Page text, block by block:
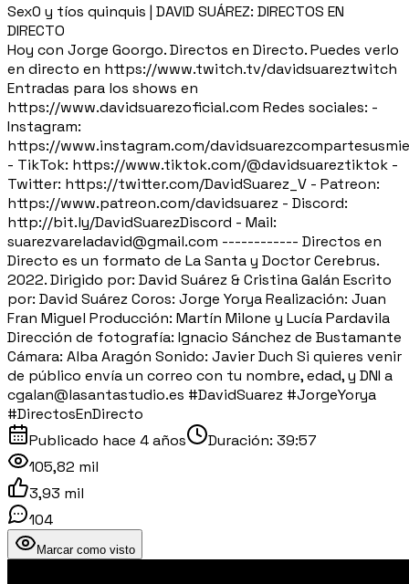
Sex0 y tíos quinquis | DAVID SUÁREZ: DIRECTOS EN
DIRECTO
Hoy con Jorge Goorgo. Directos en Directo. Puedes verlo
en directo en https://www.twitch.tv/davidsuareztwitch
Entradas para los shows en
https://www.davidsuarezoficial.com Redes sociales: -
Instagram:
https://www.instagram.com/
- TikTok: https://www.tiktok.com/@davidsuareztiktok -
Twitter: https://twitter.com/DavidSuarez_V - Patreon:
https://www.patreon.com/davidsuarez - Discord:
http://bit.ly/DavidSuarezDiscord - Mail:
suarezvareladavid@gmail.com ------------ Directos en
Directo es un formato de La Santa y Doctor Cerebrus.
2022. Dirigido por: David Suárez & Cristina Galán Escrito
por: David Suárez Coros: Jorge Yorya Realización: Juan
Fran Miguel Producción: Martín Milone y Lucía Pardavila
Dirección de fotografía: Ignacio Sánchez de Bustamante
Cámara: Alba Aragón Sonido: Javier Duch Si quieres venir
de público envía un correo con tu nombre, edad, y DNI a
cgalan@lasantastudio.es #DavidSuarez #JorgeYorya
#DirectosEnDirecto
Publicado hace 4 años Duración: 39:57
105,82 mil
3,93 mil
104
Marcar como visto